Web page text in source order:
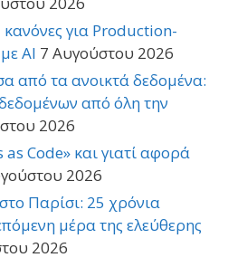
για Production-
AI 7 Αυγούστου 2026
από τα ανοικτά δεδομένα:
από όλη την
2026
as Code» και γιατί αφορά
2026
Παρίσι: 25 χρόνια
μέρα της ελεύθερης
2026